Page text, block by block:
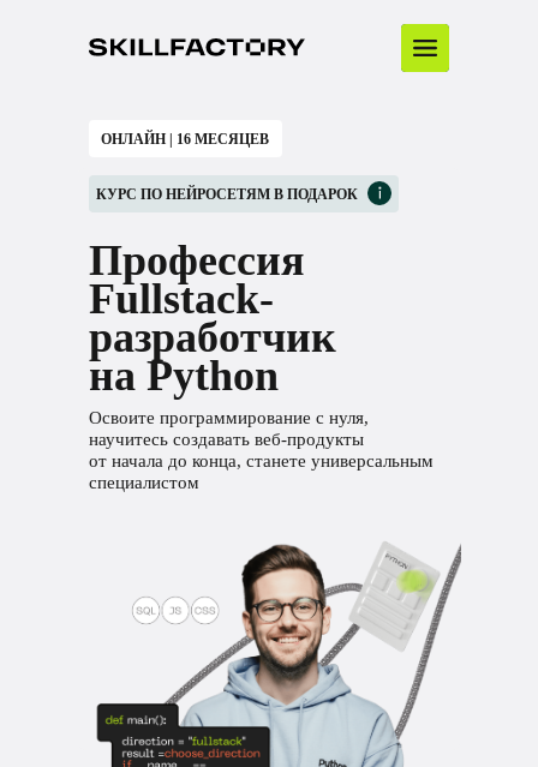
ОНЛАЙН | 16 МЕСЯЦЕВ
Профессия
Fullstack-
разработчик
на Python
Освоите программирование с нуля,
научитесь создавать веб-продукты
от начала до конца, станете универсальным
специалистом
КУРС ПО НЕЙРОСЕТЯМ В ПОДАРОК